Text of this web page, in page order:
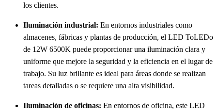
los clientes.
Iluminación industrial: En entornos industriales como
almacenes, fábricas y plantas de producción, el LED ToLEDo
de 12W 6500K puede proporcionar una iluminación clara y
uniforme que mejore la seguridad y la eficiencia en el lugar de
trabajo. Su luz brillante es ideal para áreas donde se realizan
tareas detalladas o se requiere una alta visibilidad.
Iluminación de oficinas: En entornos de oficina, este LED